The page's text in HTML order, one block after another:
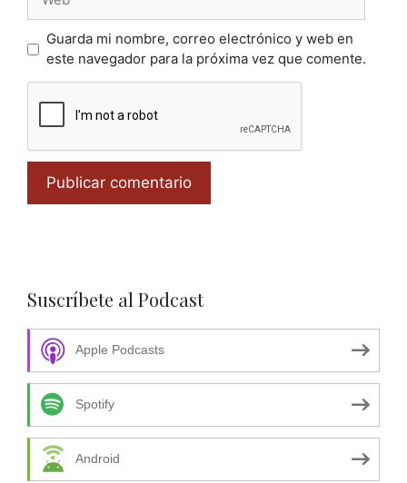
Guarda mi nombre, correo electrónico y web en
este navegador para la próxima vez que comente.
Suscríbete al Podcast
Apple Podcasts
Spotify
Android